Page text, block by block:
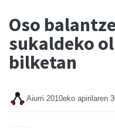
Oso
sukaldeko
bilketan
Aiurri 2010eko apirilaren